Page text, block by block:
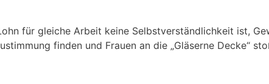
für gleiche Arbeit keine Selbstverständlichkeit ist,
finden und Frauen an die „Gläserne Decke“